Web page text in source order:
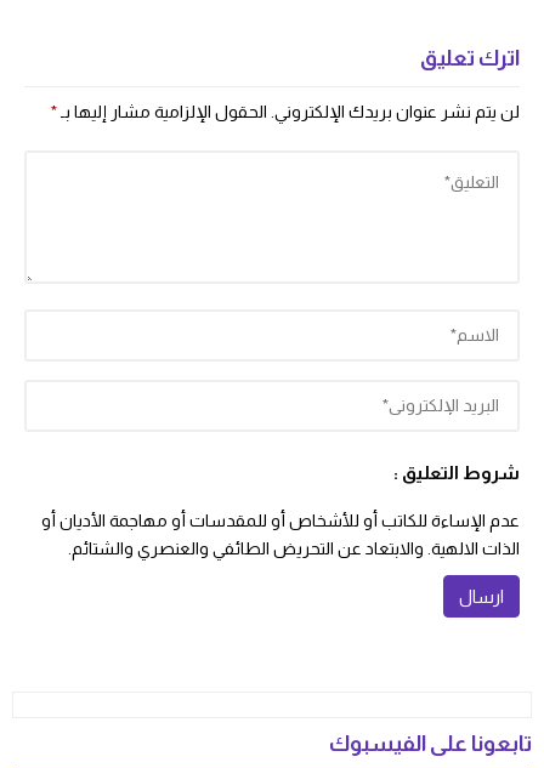
اترك تعليق
لن يتم نشر عنوان بريدك الإلكتروني. الحقول الإلزامية مشار إليها بـ*
شروط التعليق :
عدم الإساءة للكاتب أو للأشخاص أو للمقدسات أو مهاجمة الأديان أو
الذات الالهية. والابتعاد عن التحريض الطائفي والعنصري والشتائم.
تابعونا على الفيسبوك